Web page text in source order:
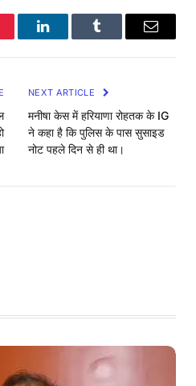
LinkedInTumblr Email
NEXT ARTICLE
मनीषा केस में हरियाणा रोहतक के IG
ने कहा है कि पुलिस के पास सुसाइड
नोट पहले दिन से ही था।